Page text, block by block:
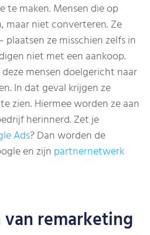
te maken. Mensen die op
niet converteren. Ze
ze misschien zelfs in
niet met een aankoop.
mensen doelgericht naar
In dat geval krijgen ze
zien. Hiermee worden ze aan
herinnerd. Zet je
Ads? Dan worden de
en zijn partnernetwerk
remarketing